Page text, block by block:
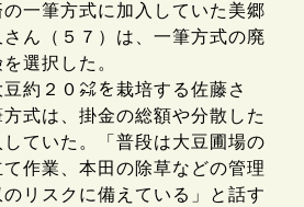
一筆方式に加入していた美郷
ん（５７）は、一筆方式の廃
選択した。
約２０㌶を栽培する佐藤さ
式は、掛金の総額や分散した
ていた。「普段は大豆圃場の
作業、本田の除草などの管理
リスクに備えている」と話す